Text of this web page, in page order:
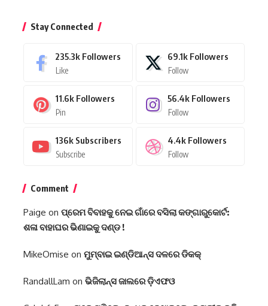
Stay Connected
235.3k Followers
Like
69.1k Followers
Follow
11.6k Followers
Pin
56.4k Followers
Follow
136k Subscribers
Subscribe
4.4k Followers
Follow
Comment
Paige on ପ୍ରେମ ବିବାହକୁ ନେଇ ଗାଁରେ ବସିଲା କଙ୍ଗାରୁକୋର୍ଟ:
ଶଳା ବାହାଘର ଭିଣାଇକୁ ଦଣ୍ଡ !
MikeOmise on ମୁମ୍ବାଇ ଇଣ୍ଡିଆନ୍ସ ଦଳରେ ଡିକକ୍‌
RandallLam on ଭିଜିଲାନ୍ସ ଜାଲରେ ଡ଼ିଏଫଓ